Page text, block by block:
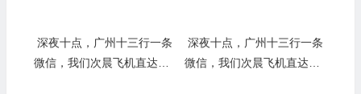
深夜十点，广州十三行一条
微信，我们次晨飞机直达：
深夜十点，广州十三行一条
微信，我们次晨飞机直达：